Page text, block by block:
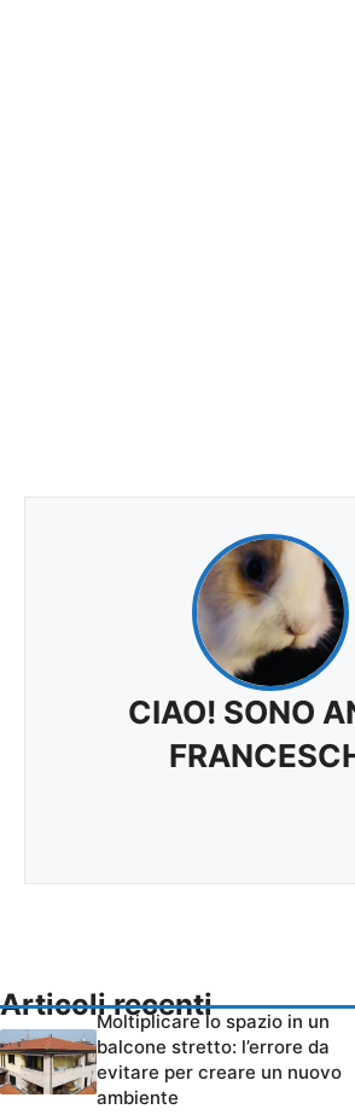
CIAO! SONO
Articoli recenti
Moltiplicare lo spazio in un
balcone stretto: l’errore da
evitare per creare un nuovo
ambiente